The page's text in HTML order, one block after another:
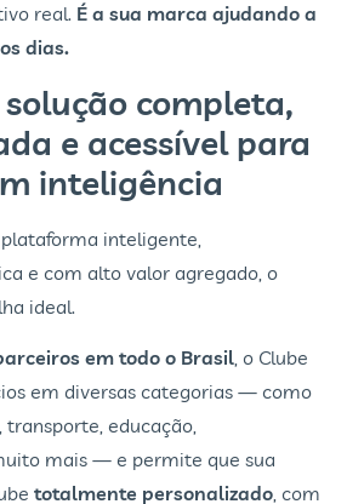
real. É a sua marca ajudando a
dias.
completa,
e acessível para
inteligência
inteligente,
e com alto valor agregado, o
ideal.
em todo o Brasil, o Clube
em diversas categorias — como
educação,
mais — e permite que sua
totalmente personalizado, com